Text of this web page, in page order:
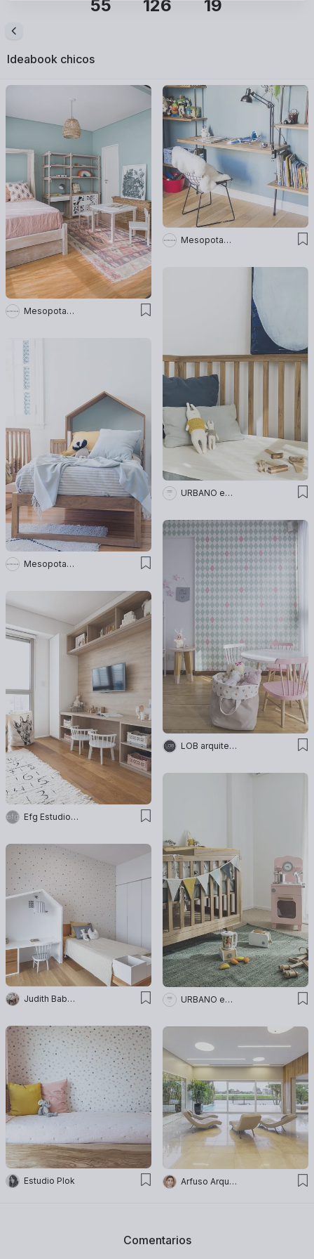
55 126 19
Ideabook chicos
Mesopotamia Ba
Mesopotamia Ba
Mesopotamia Ba
URBANO estudio
Efg Estudio Filcman Gurfinkiel
LOB arquitectura
Judith Babour URBANO estudio
Estudio Plok Arfuso Arquitectos
Comentarios